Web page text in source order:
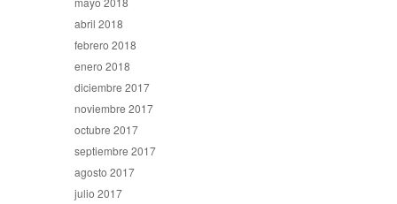
abril 2018
febrero 2018
enero 2018
diciembre 2017
noviembre 2017
octubre 2017
septiembre 2017
agosto 2017
julio 2017